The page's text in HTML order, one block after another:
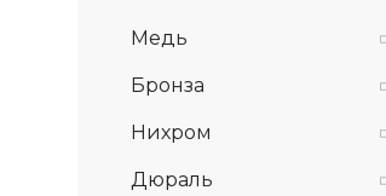
Медь
Бронза
Нихром
Дюраль